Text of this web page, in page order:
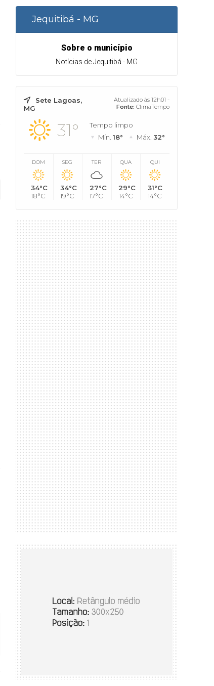
Jequitibá - MG
Sobre o município
Notícias de Jequitibá - MG
Sete Lagoas,
MG
Atualizado às 12h01 -
Fonte: ClimaTempo
31°
Tempo limpo
Mín. 18° Máx. 32°
DOM
34°C
18°C
SEG
34°C
19°C
TER
27°C
17°C
QUA
29°C
14°C
QUI
31°C
14°C